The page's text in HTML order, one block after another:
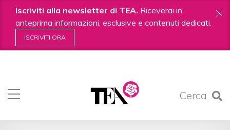
Iscriviti alla newsletter di TEA. Riceverai in
anteprima informazioni, esclusive e contenuti dedicati.
ISCRIVITI ORA
Cerca
contenuti.
|